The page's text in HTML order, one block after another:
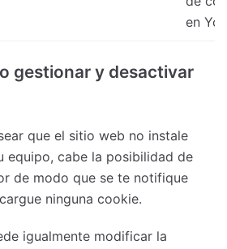
en
gestionar y desactivar
que el sitio web no instale
equipo, cabe la posibilidad de
de modo que se te notifique
ninguna cookie.
igualmente modificar la